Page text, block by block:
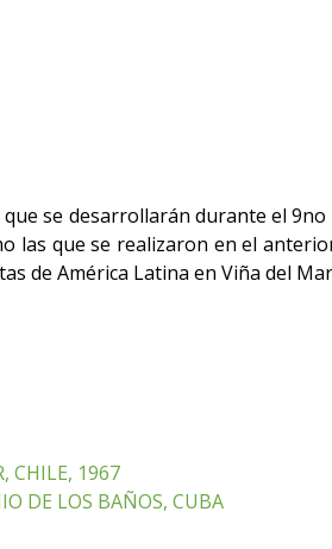
se desarrollarán durante el
las que se realizaron en el
de América Latina en Viña del
CHILE, 1967
DE LOS BAÑOS, CUBA